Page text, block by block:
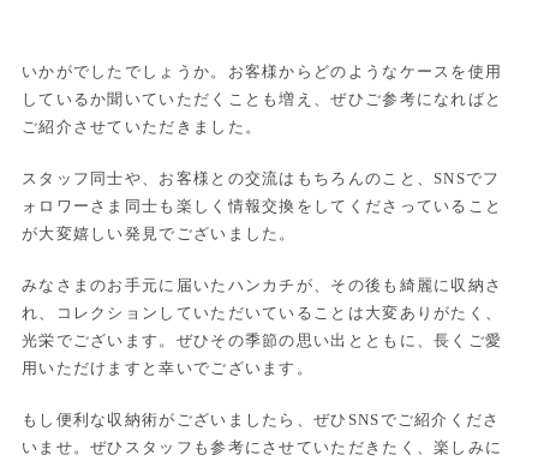
いかがでしたでしょうか。お客様からどのようなケースを使用
しているか聞いていただくことも増え、ぜひご参考になればと
ご紹介させていただきました。
スタッフ同士や、お客様との交流はもちろんのこと、SNSでフ
ォロワーさま同士も楽しく情報交換をしてくださっていること
が大変嬉しい発見でございました。
みなさまのお手元に届いたハンカチが、その後も綺麗に収納さ
れ、コレクションしていただいていることは大変ありがたく、
光栄でございます。ぜひその季節の思い出とともに、長くご愛
用いただけますと幸いでございます。
もし便利な収納術がございましたら、ぜひSNSでご紹介くださ
いませ。ぜひスタッフも参考にさせていただきたく、楽しみに